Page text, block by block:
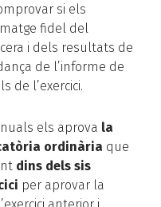
si els
fidel del
i dels resultats de
de l’informe de
de l’exercici.
els aprova la
ordinària que
dins dels sis
per aprovar la